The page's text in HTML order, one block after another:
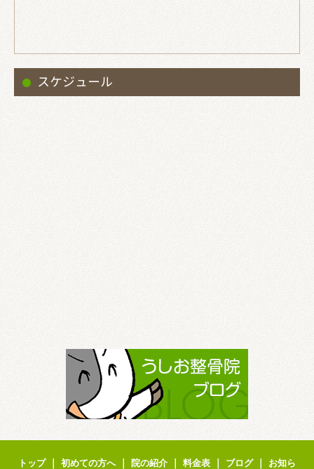
スケジュール
トップ｜ 初めての方へ｜ 院の紹介 ｜ 料金表 ｜ ブログ｜ お知ら